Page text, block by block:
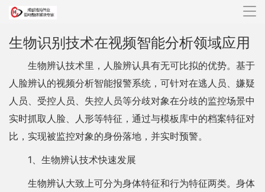
导
生物识别技术在视频智能分析领域应用
生物辨认技术里，人脸辨认具有无可比拟的优势。基于
人脸辨认的视频分析智能报警系统，可针对在逃人员、嫌疑
人员、受控人员、失控人员等分歧对象在分歧的监控场景中
实时抓取人脸、人形等特征，通过与模板库中的档案特征对
比，实现被监控对象的身份落地，并实时预警。
1、生物辨认技术快速发展
生物辨认大致上可分为身体特征和行为特征两类。身体